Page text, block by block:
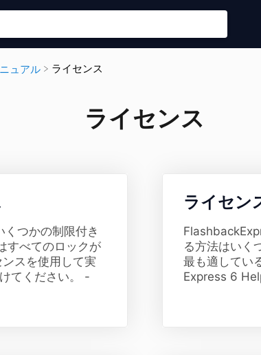
ュアル ​ライセンス
ライセンス
つかの制限付き
すべてのロックが
スを使用して実
てください。 -
ライセン
る方法はいく
最も適してい
Express 6